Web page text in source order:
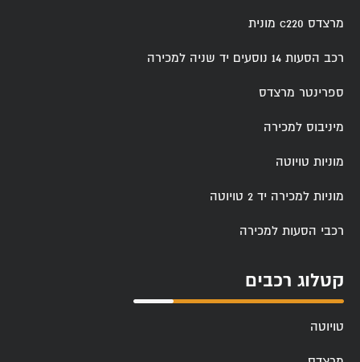
מרצדס c220 מונית
רכב הסעות 14 נוסעים יד שניה למכירה
ספרינטר מרצדס
מיניבוס למכירה
מוניות טויוטה
מוניות למכירה יד 2 טויוטה
רכבי הסעות למכירה
קטלוג רכבים
טויוטה